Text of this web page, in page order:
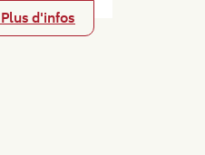
Plus d'infos